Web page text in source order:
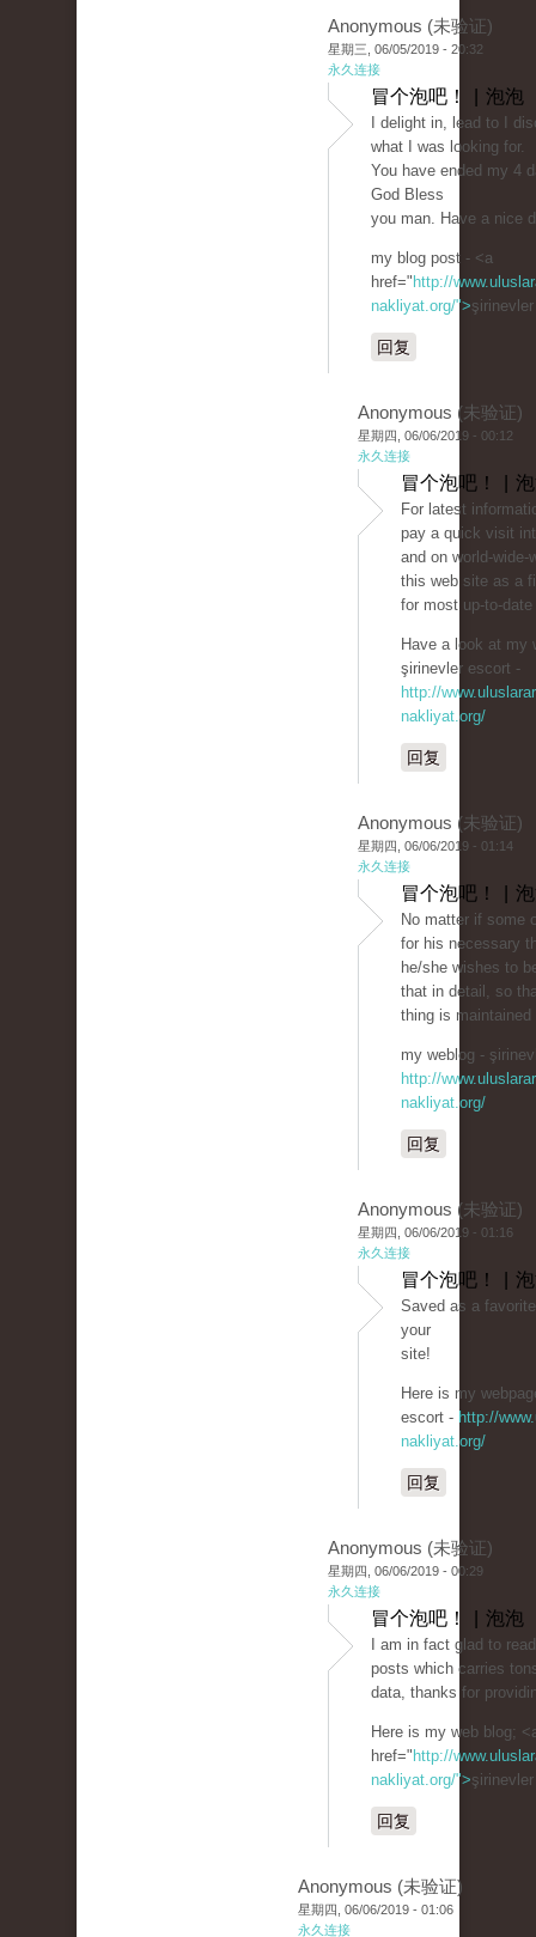
Anonymous (未验证)
星期三, 06/05/2019 - 20:32
永久连接
冒个泡吧！ | 泡泡
I delight in, lead to I
what I was looking for.
You have ended my 4
God Bless
you man. Have a nice
my blog post - <a
href=" http://
nakliyat.org/">
回复
Anonymous (未验证)
星期四, 06/06/2019 - 00:12
永久连接
冒个泡吧！ |
For latest
pay a quick visit
and on world-wide-
this web site as a
for most up-to-
Have a look at my
şirinevler escort -
http://
nakliyat.org/
回复
Anonymous (未验证)
星期四, 06/06/2019 - 01:14
永久连接
冒个泡吧！ |
No matter if some
for his necessary
he/she wishes to
that in detail, so
thing is maintained
my weblog -
http://
nakliyat.org/
回复
Anonymous (未验证)
星期四, 06/06/2019 - 01:16
永久连接
冒个泡吧！ |
Saved as a
your
site!
Here is my
escort - http://
nakliyat.org/
回复
Anonymous (未验证)
星期四, 06/06/2019 - 00:29
永久连接
冒个泡吧！ | 泡泡
I am in fact glad to
posts which carries
data, thanks for
Here is my web blog;
href=" http://
nakliyat.org/">
回复
Anonymous (未验证)
星期四, 06/06/2019 - 01:06
永久连接